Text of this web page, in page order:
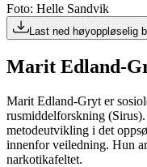
Foto: Helle Sandvik
Last ned høyoppløselig
Marit Edland-
Marit Edland-Gryt er
rusmiddelforskning
metodeutvikling i det
innenfor veiledning. Hun
narkotikafeltet.